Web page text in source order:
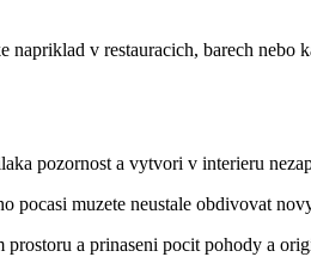
napriklad v restauracich, barech
pozornost a vytvori v interieru
pocasi muzete neustale obdivovat
a prinaseni pocit pohody a